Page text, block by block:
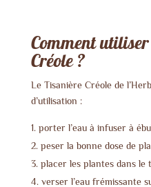
Comment
Créole ?
Le Tisanière Créole de
d’utilisation :
porter l’eau à infuser à
peser la bonne dose de
placer les plantes dans le
verser l’eau frémissante